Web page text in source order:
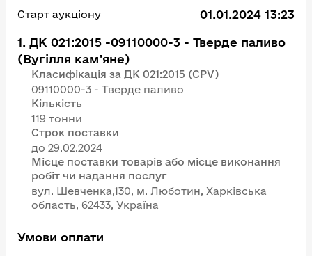
Старт аукціону 01.01.2024 13:23
1. ДК 021:2015 -09110000-3 - Тверде паливо
(Вугілля кам’яне)
Класифікація за ДК 021:2015 (CPV)
09110000-3 - Тверде паливо
Кількість
119 тонни
Строк поставки
Місце поставки товарів або місце виконання
робіт чи надання послуг
вул. Шевченка,130, м. Люботин, Харківська
область, 62433, Україна
Умови оплати